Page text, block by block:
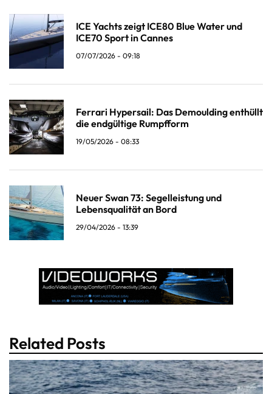
ICE Yachts zeigt ICE80 Blue Water und
ICE70 Sport in Cannes
07/07/2026 - 09:18
Ferrari Hypersail: Das Demoulding enthüllt
die endgültige Rumpfform
19/05/2026 - 08:33
Neuer Swan 73: Segelleistung und
Lebensqualität an Bord
29/04/2026 - 13:39
Related Posts